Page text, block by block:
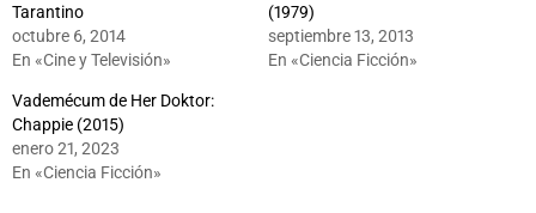
Tarantino
octubre 6, 2014
En «Cine y Televisión»
(1979)
septiembre 13, 2013
En «Ciencia Ficción»
Vademécum de Her Doktor:
Chappie (2015)
enero 21, 2023
En «Ciencia Ficción»